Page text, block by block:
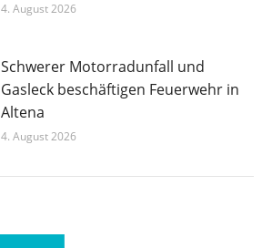
4. August 2026
Schwerer Motorradunfall und
Gasleck beschäftigen Feuerwehr in
Altena
4. August 2026